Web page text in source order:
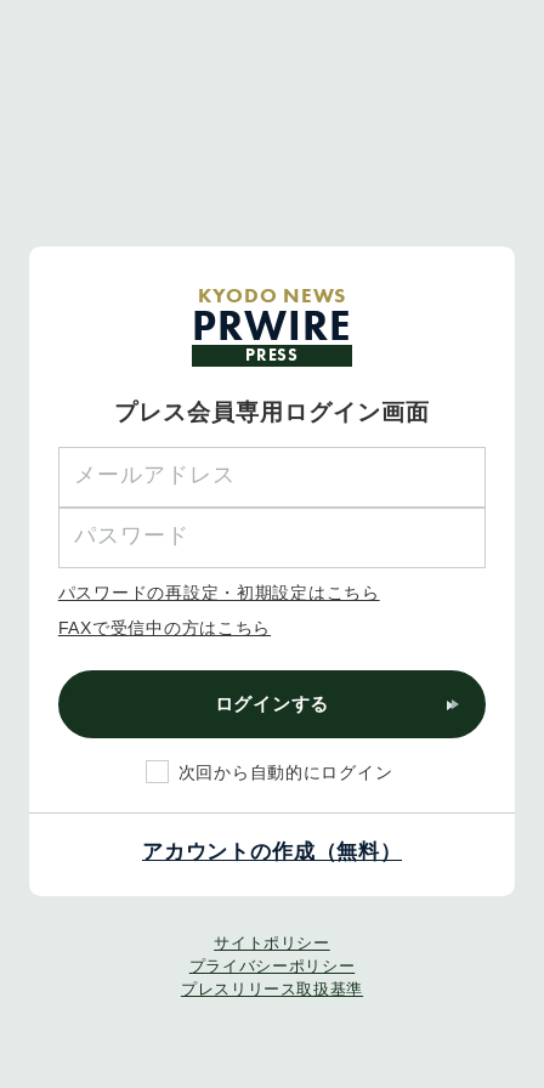
KYODO NEWS
PRWIRE
PRESS
プレス会員専用ログイン画面
パスワードの再設定・初期設定はこちら
FAXで受信中の方はこちら
ログインする
次回から自動的にログイン
アカウントの作成（無料）
サイトポリシー
プライバシーポリシー
プレスリリース取扱基準